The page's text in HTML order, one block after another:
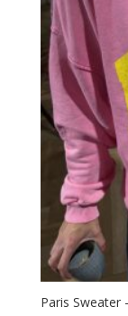
Paris Sweater